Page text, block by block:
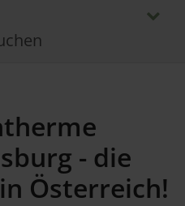
- die
Österreich!